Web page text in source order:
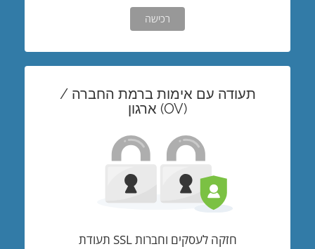
רכישה
תעודה עם אימות ברמת החברה /
ארגון (OV)
תעודת SSL חזקה לעסקים וחברות